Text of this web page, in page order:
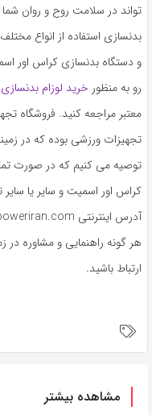
تواند در سلامت روح و روان شما
بدنسازی استفاده از انواع
و دستگاه بدنسازی کراس اور
رو به منظور خرید لوزام بدنسازی
معتبر مراجعه کنید. فروشگاه
تجهیزات ورزشی بوده که در
توصیه می کنیم که در صورت
کراس اور اسمیت و سایر یا
هر گونه راهنمایی و مشاوره در
ارتباط باشید.
مشاهده بیشتر